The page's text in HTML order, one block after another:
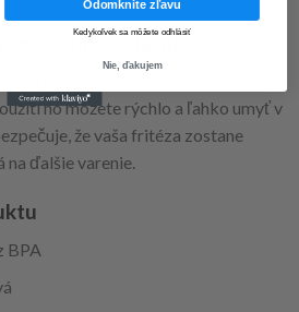
čistenie
šetrí košík miesto a dá sa
ho môžete rýchlo a ľahko umyť v
že vaša fritéza zostane
na ďalšie varenie.
BPA
Odomknite zľavu
Kedykoľvek sa môžete odhlásiť
Nie, ďakujem